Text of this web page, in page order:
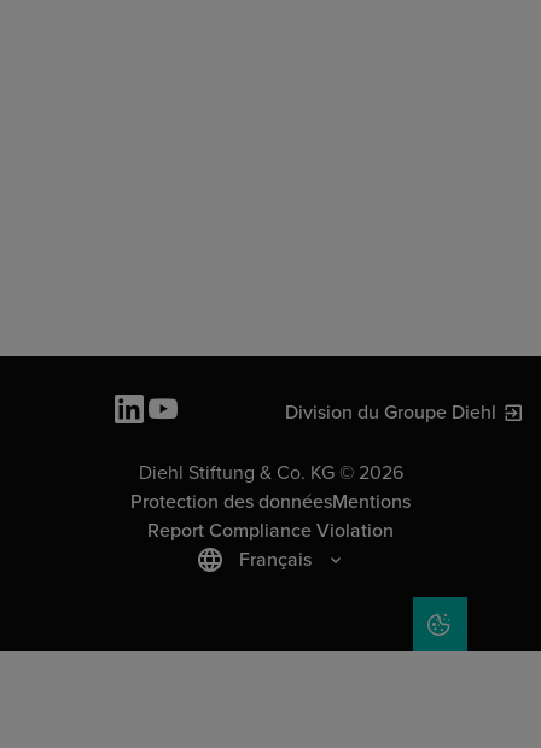
Division du Groupe Diehl
Diehl Stiftung & Co. KG © 2026
Protection des donnéesMentions
Report Compliance Violation
Français
COOKIE